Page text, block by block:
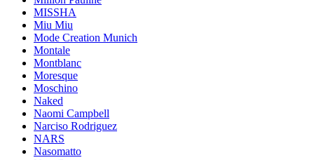
MISSHA
Miu Miu
Mode Creation Munich
Montale
Montblanc
Moresque
Moschino
Naked
Naomi Campbell
Narciso Rodriguez
NARS
Nasomatto